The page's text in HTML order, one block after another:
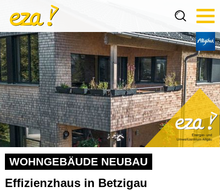
WOHNGEBÄUDE NEUBAU
Effizienzhaus in Betzigau